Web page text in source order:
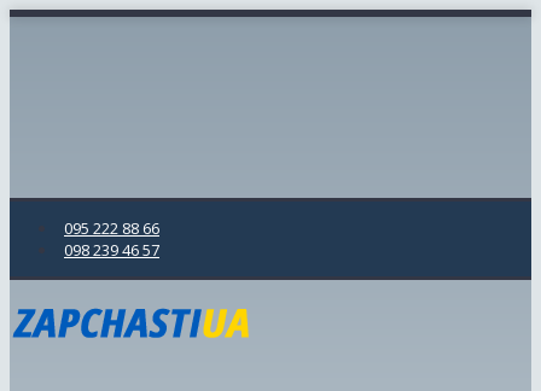
095 222 88 66
098 239 46 57